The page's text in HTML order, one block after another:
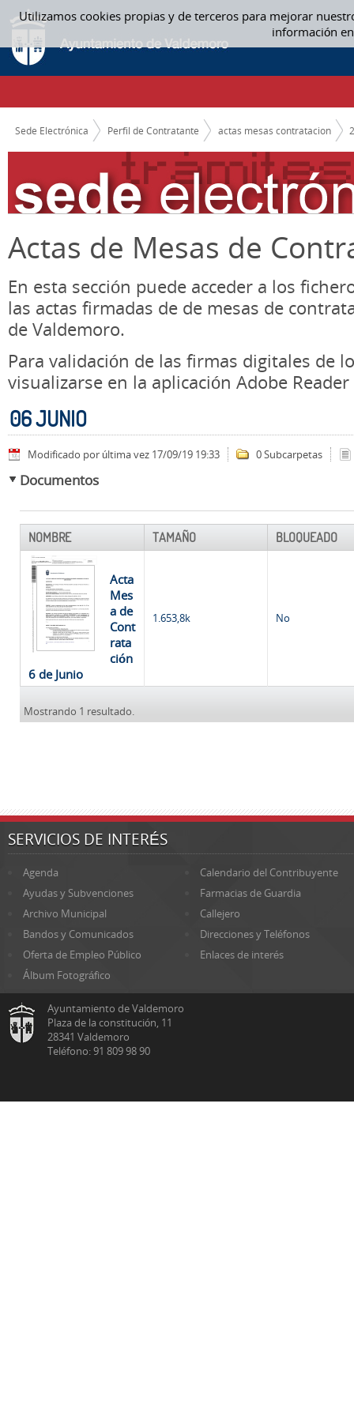
Utilizamos cookies propias y de terceros para mejorar
información
Saltar al contenido
06 JUNIO - ACTAS MESAS CONTRATACION
CAMINO DE MIGAS
Sede Electrónica Perfil de Contratante actas mesas contratacion
Actas de Mesas de
En esta sección puede acceder a los
las actas firmadas de de mesas de
de Valdemoro.
Para validación de las firmas digitales de
visualizarse en la aplicación Adobe Reader
06 JUNIO
Modificado por última vez 17/09/19 19:33 0 Subcarpetas
Documentos
NOMBRE TAMAÑO BLOQUEADO
Acta
Mes
a de
Cont
rata
ción
6 de Junio
1.653,8k No
Mostrando 1 resultado.
SERVICIOS DE INTERÉS
Agenda
Calendario del Contribuyente
Ayudas y Subvenciones
Farmacias de Guardia
Archivo Municipal
Callejero
Bandos y Comunicados
Direcciones y Teléfonos
Oferta de Empleo Público
Enlaces de interés
Álbum Fotográfico
Ayuntamiento de Valdemoro
Plaza de la constitución, 11
28341 Valdemoro
Teléfono: 91 809 98 90